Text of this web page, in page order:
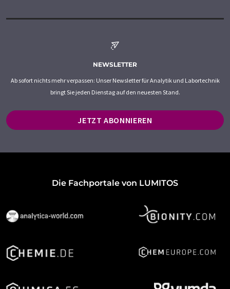
NEWSLETTER
Ab sofort nichts mehr verpassen: Unser Newsletter für Analytik und Labortechnik
bringt Sie jeden Dienstag auf den neuesten Stand.
JETZT ABONNIEREN
Die Fachportale von LUMITOS